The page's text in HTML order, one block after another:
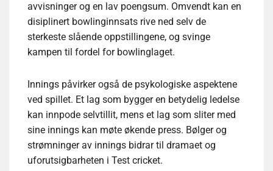
avvisninger og en lav poengsum. Omvendt kan en
disiplinert bowlinginnsats rive ned selv de
sterkeste slående oppstillingene, og svinge
kampen til fordel for bowlinglaget.
Innings påvirker også de psykologiske aspektene
ved spillet. Et lag som bygger en betydelig ledelse
kan innpode selvtillit, mens et lag som sliter med
sine innings kan møte økende press. Bølger og
strømninger av innings bidrar til dramaet og
uforutsigbarheten i Test cricket.